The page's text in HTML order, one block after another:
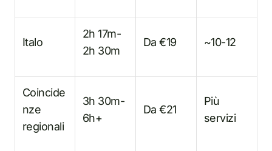
Italo
2h 17m-
2h 30m
Da €19 ~10-12
Coincide
nze
regionali
3h 30m-
6h+
Da €21
Più
servizi